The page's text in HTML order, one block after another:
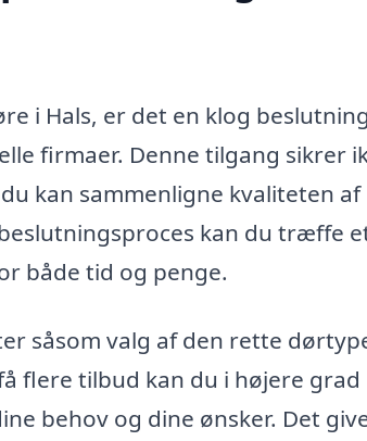
i Hals, er det en klog
firmaer. Denne tilgang sikrer
kan sammenligne kvaliteten af
kan du træffe
både tid og penge.
såsom valg af den rette
flere tilbud kan du i højere grad
behov og dine ønsker. Det